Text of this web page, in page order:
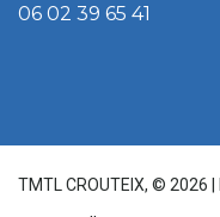
06 02 39 65 41
TMTL CROUTEIX, © 2026